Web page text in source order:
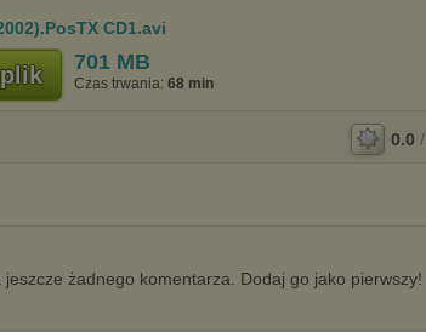
CD1.avi
701 MB
Czas trwania: 68 min
0.0 /
jeszcze żadnego komentarza. Dodaj go jako pierwszy!